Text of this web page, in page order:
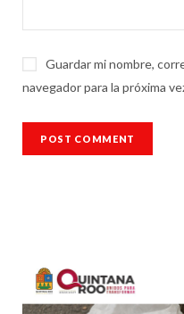
Guardar mi nombre,
navegador para la próxima